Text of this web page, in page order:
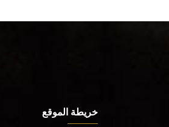
خريطة الموقع